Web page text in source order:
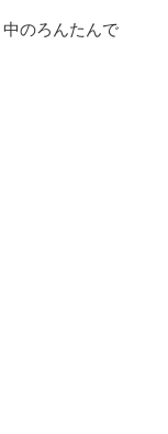
のろんたんで